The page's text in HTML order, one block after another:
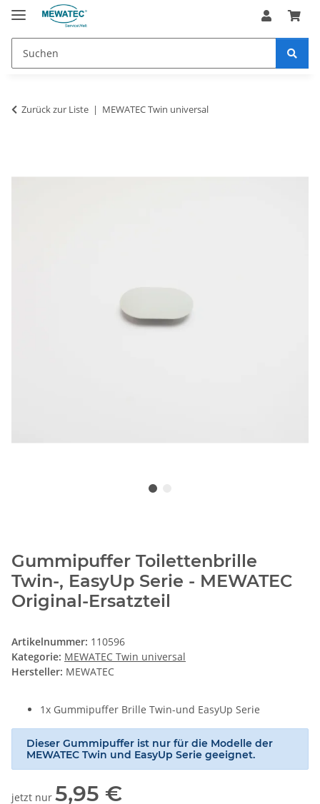
Zurück zur Liste MEWATEC Twin universal
Gummipuffer Toilettenbrille
Twin-, EasyUp Serie - MEWATEC
Original-Ersatzteil
Artikelnummer: 110596
Kategorie: MEWATEC Twin universal
Hersteller: MEWATEC
1x Gummipuffer Brille Twin-und EasyUp Serie
Dieser Gummipuffer ist nur für die Modelle der
MEWATEC Twin und EasyUp Serie geeignet.
jetzt nur 5,95 €